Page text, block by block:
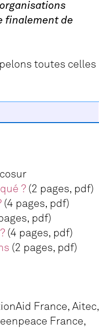
finalement de
toutes celles
? (2 pages, pdf)
(4 pages, pdf)
pdf)
(4 pages, pdf)
(2 pages, pdf)
France, Aitec,
France,